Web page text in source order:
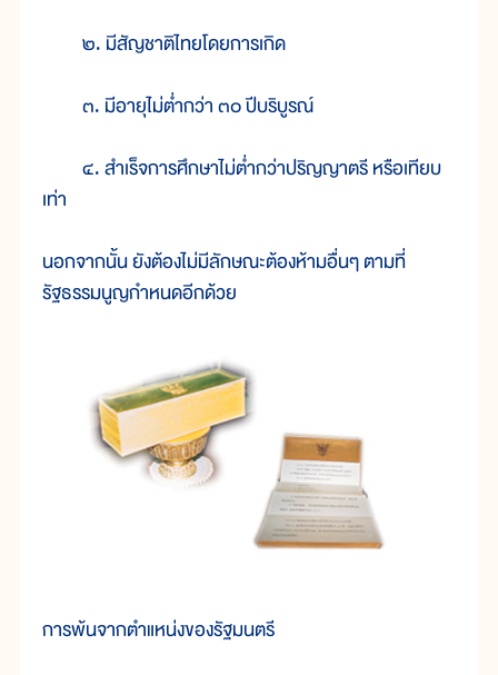
๒. มีสัญชาติไทยโดยการเกิด
๓. มีอายุไม่ต่ำกว่า ๓๐ ปีบริบูรณ์
๔. สำเร็จการศึกษาไม่ต่ำกว่าปริญญาตรี หรือเทียบ
เท่า
นอกจากนั้น ยังต้องไม่มีลักษณะต้องห้ามอื่นๆ ตามที่
รัฐธรรมนูญกำหนดอีกด้วย
การพ้นจากตำแหน่งของรัฐมนตรี